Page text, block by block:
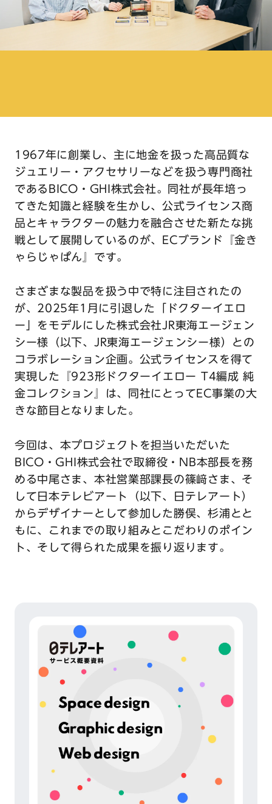
1967年に創業し、主に地金を扱った高品質な
ジュエリー・アクセサリーなどを扱う専門商社
であるBICO・GHI株式会社。同社が長年培っ
てきた知識と経験を生かし、公式ライセンス商
品とキャラクターの魅力を融合させた新たな挑
戦として展開しているのが、ECブランド『金き
ゃらじゃぱん』です。
さまざまな製品を扱う中で特に注目されたの
が、2025年1月に引退した「ドクターイエロ
ー」をモデルにした株式会社JR東海エージェン
シー様（以下、JR東海エージェンシー様）との
コラボレーション企画。公式ライセンスを得て
実現した『923形ドクターイエロー T4編成 純
金コレクション』は、同社にとってEC事業の大
きな節目となりました。
今回は、本プロジェクトを担当いただいた
BICO・GHI株式会社で取締役・NB本部長を務
める中尾さま、本社営業部課長の篠﨑さま、そ
して日本テレビアート（以下、日テレアート）
からデザイナーとして参加した勝俣、杉浦とと
もに、これまでの取り組みとこだわりのポイン
ト、そして得られた成果を振り返ります。